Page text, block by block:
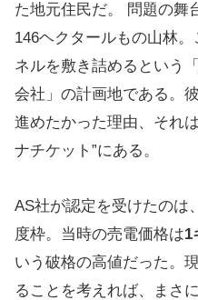
た地元住民だ。 問題の舞
146ヘクタールもの山林
ネルを敷き詰めるという
会社」の計画地である。
進めたかった理由、それ
ナチケット”にある。
AS社が認定を受けたのは
度枠。当時の売電価格は1
いう破格の高値だった。
ることを考えれば、まさ